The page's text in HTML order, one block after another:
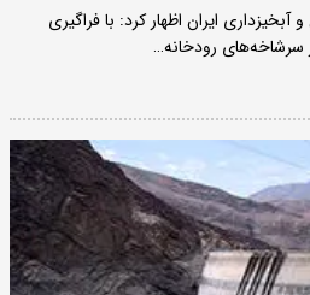
ایران اظهار کرد: با فراگیری
سرشاخه‌های رودخانه…